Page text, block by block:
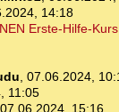
14:18
Erste-Hilfe-
, 07.06.2024,
11:05
07.06.2024, 15:16